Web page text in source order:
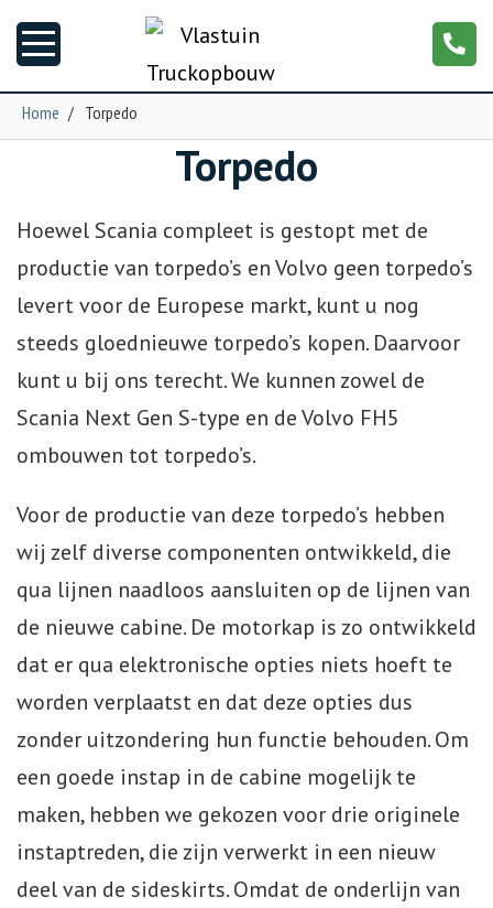
Truckopbouw
Garage
Trailers
Torpedo
NGS XXL
Webshop
Te Koop
Miniatuur
Vacatures
Contact
Home / Torpedo
Torpedo
Hoewel Scania compleet is gestopt met de
productie van torpedo’s en Volvo geen torpedo’s
levert voor de Europese markt, kunt u nog
steeds gloednieuwe torpedo’s kopen. Daarvoor
kunt u bij ons terecht. We kunnen zowel de
Scania Next Gen S-type en de Volvo FH5
ombouwen tot torpedo’s.
Voor de productie van deze torpedo’s hebben
wij zelf diverse componenten ontwikkeld, die
qua lijnen naadloos aansluiten op de lijnen van
de nieuwe cabine. De motorkap is zo ontwikkeld
dat er qua elektronische opties niets hoeft te
worden verplaatst en dat deze opties dus
zonder uitzondering hun functie behouden. Om
een goede instap in de cabine mogelijk te
maken, hebben we gekozen voor drie originele
instaptreden, die zijn verwerkt in een nieuw
deel van de sideskirts. Omdat de onderlijn van